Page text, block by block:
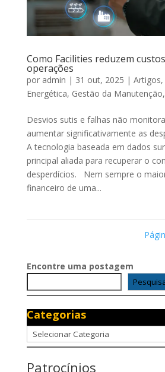
Como Facilities reduzem
operações
por admin | 31 out, 2025 | Artigos,
Energética, Gestão da Manutenção,
Desvios sutis e falhas não
aumentar significativamente as
A tecnologia baseada em dados
principal aliada para recuperar o
desperdícios. Nem sempre o
financeiro de uma...
Encontre uma postagem
Categorias
Categorias
Patrocínios